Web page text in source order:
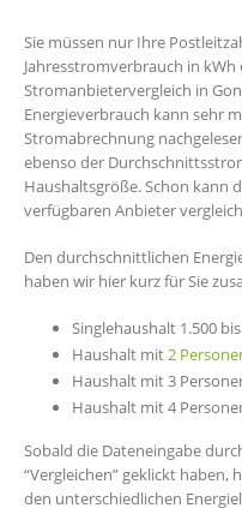
Sie müssen nur Ihre
Jahresstromverbrauch in
Stromanbietervergleich in
Energieverbrauch kann sehr
Stromabrechnung
ebenso der
Haushaltsgröße. Schon kann
verfügbaren Anbieter
Den durchschnittlichen
haben wir hier kurz für Sie
Singlehaushalt 1.500
Haushalt mit2
Haushalt mit 3
Haushalt mit 4
Sobald die Dateneingabe
“Vergleichen” geklickt haben,
den unterschiedlichen